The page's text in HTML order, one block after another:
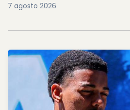
7 agosto 2026